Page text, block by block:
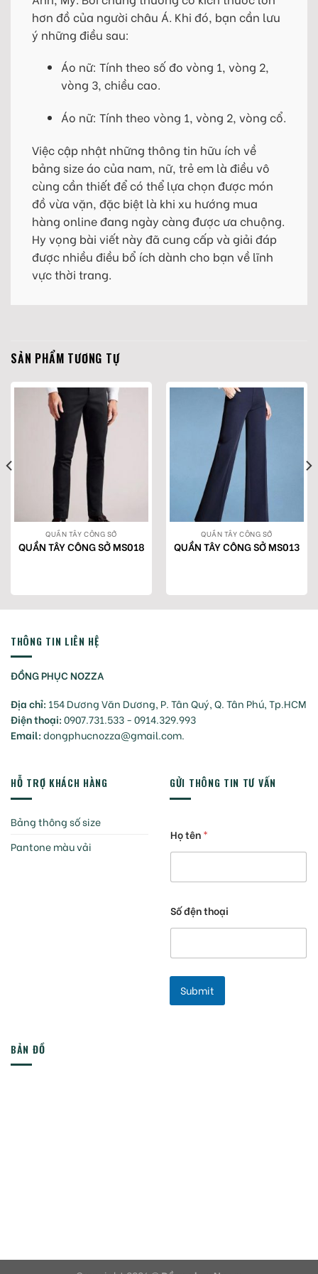
hơn đồ của người châu Á. Khi đó, bạn cần lưu
ý những điều sau:
Áo nữ: Tính theo số đo vòng 1, vòng 2,
vòng 3, chiều cao.
Áo nữ: Tính theo vòng 1, vòng 2, vòng cổ.
Việc cập nhật những thông tin hữu ích về
bảng size áo của nam, nữ, trẻ em là điều vô
cùng cần thiết để có thể lựa chọn được món
đồ vừa vặn, đặc biệt là khi xu hướng mua
hàng online đang ngày càng được ưa chuộng.
Hy vọng bài viết này đã cung cấp và giải đáp
được nhiều điều bổ ích dành cho bạn về lĩnh
vực thời trang.
SẢN PHẨM TƯƠNG TỰ
QUẦN TÂY CÔNG SỞ
QUẦN TÂY CÔNG SỞ MS018
QUẦN TÂY CÔNG SỞ
QUẦN TÂY CÔNG SỞ MS013
THÔNG TIN LIÊN HỆ
ĐỒNG PHỤC NOZZA
Địa chỉ: 154 Dương Văn Dương, P. Tân Quý, Q. Tân Phú, Tp.HCM
Điện thoại:0907.731.533 - 0914.329.993
Email:dongphucnozza@gmail.com.
HỖ TRỢ KHÁCH HÀNG
Bảng thông số size
Pantone màu vải
GỬI THÔNG TIN TƯ VẤN
Họ tên*
Số đện thoại
Submit
BẢN ĐỒ